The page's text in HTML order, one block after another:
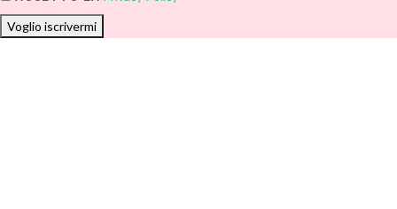
Voglio iscrivermi